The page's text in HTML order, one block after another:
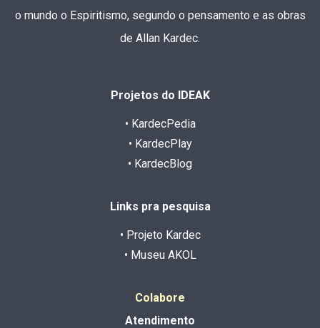
o mundo o Espiritismo, segundo o pensamento e as obras
de Allan Kardec.
Projetos do IDEAK
• KardecPedia
• KardecPlay
• KardecBlog
Links pra pesquisa
• Projeto Kardec
• Museu AKOL
Colabore
Atendimento